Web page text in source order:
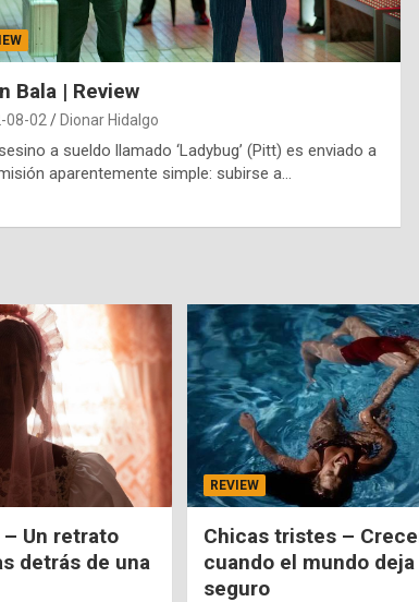
Bala | Review
08-02 Dionar Hidalgo
a sueldo llamado ‘Ladybug’ (Pitt) es enviado a
aparentemente simple: subirse a…
Un retrato
detrás de una
REVIEW
Chicas tristes –
cuando el mundo
seguro